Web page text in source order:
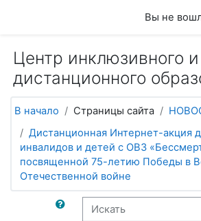
Вы не
Центр инклюзивного и
дистанционного
В начало Страницы сайта
Дистанционная Интернет-акция
инвалидов и детей с ОВЗ
посвященной 75-летию Победы в
Отечественной войне
Искать